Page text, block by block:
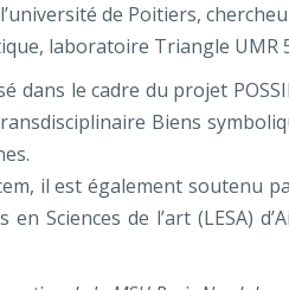
de Poitiers,
laboratoire Triangle UMR
le cadre du projet
Biens
il est également soutenu
Sciences de l’art (LESA)